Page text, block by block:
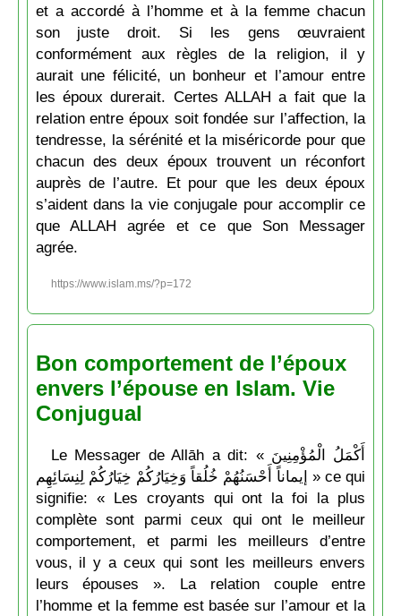
et a accordé à l’homme et à la femme chacun
son juste droit. Si les gens œuvraient
conformément aux règles de la religion, il y
aurait une félicité, un bonheur et l’amour entre
les époux durerait. Certes ALLAH a fait que la
relation entre époux soit fondée sur l’affection, la
tendresse, la sérénité et la miséricorde pour que
chacun des deux époux trouvent un réconfort
auprès de l’autre. Et pour que les deux époux
s’aident dans la vie conjugale pour accomplir ce
que ALLAH agrée et ce que Son Messager
agrée.
https://www.islam.ms/?p=172
Bon comportement de l’époux
envers l’épouse en Islam. Vie
Conjugual
Le Messager de Allāh a dit: « أَكْمَلُ الْمُؤْمِنِينَ
إيماناً أَحْسَنُهُمْ خُلُقاً وَخِيَارُكُمْ خِيَارُكُمْ لِنِسَائِهِم » ce qui
signifie: « Les croyants qui ont la foi la plus
complète sont parmi ceux qui ont le meilleur
comportement, et parmi les meilleurs d’entre
vous, il y a ceux qui sont les meilleurs envers
leurs épouses ». La relation couple entre
l’homme et la femme est basée sur l’amour et la